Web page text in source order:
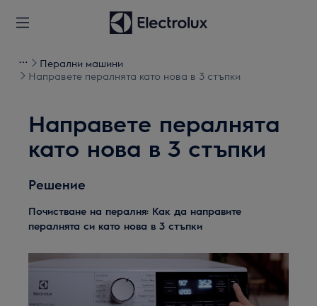
Перални машини
Направете пералнята като нова в 3 стъпки
Направете пералнята
като нова в 3 стъпки
Решение
Почистване на пералня: Как да направите
пералнята си като нова в 3 стъпки